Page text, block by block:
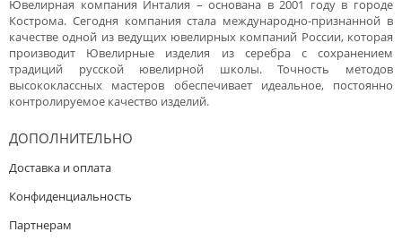
Ювелирная компания Инталия – основана в 2001 году в городе
Кострома. Сегодня компания стала международно-признанной в
качестве одной из ведущих ювелирных компаний России, которая
производит Ювелирные изделия из серебра с сохранением
традиций русской ювелирной школы. Точность методов
высококлассных мастеров обеспечивает идеальное, постоянно
контролируемое качество изделий.
ДОПОЛНИТЕЛЬНО
Доставка и оплата
Конфиденциальность
Партнерам